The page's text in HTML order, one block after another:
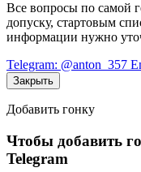
Все вопросы по самой
допуску, стартовым
информации нужно
Telegram: @anton_357
Закрыть
Добавить гонку
Чтобы добавить
Telegram